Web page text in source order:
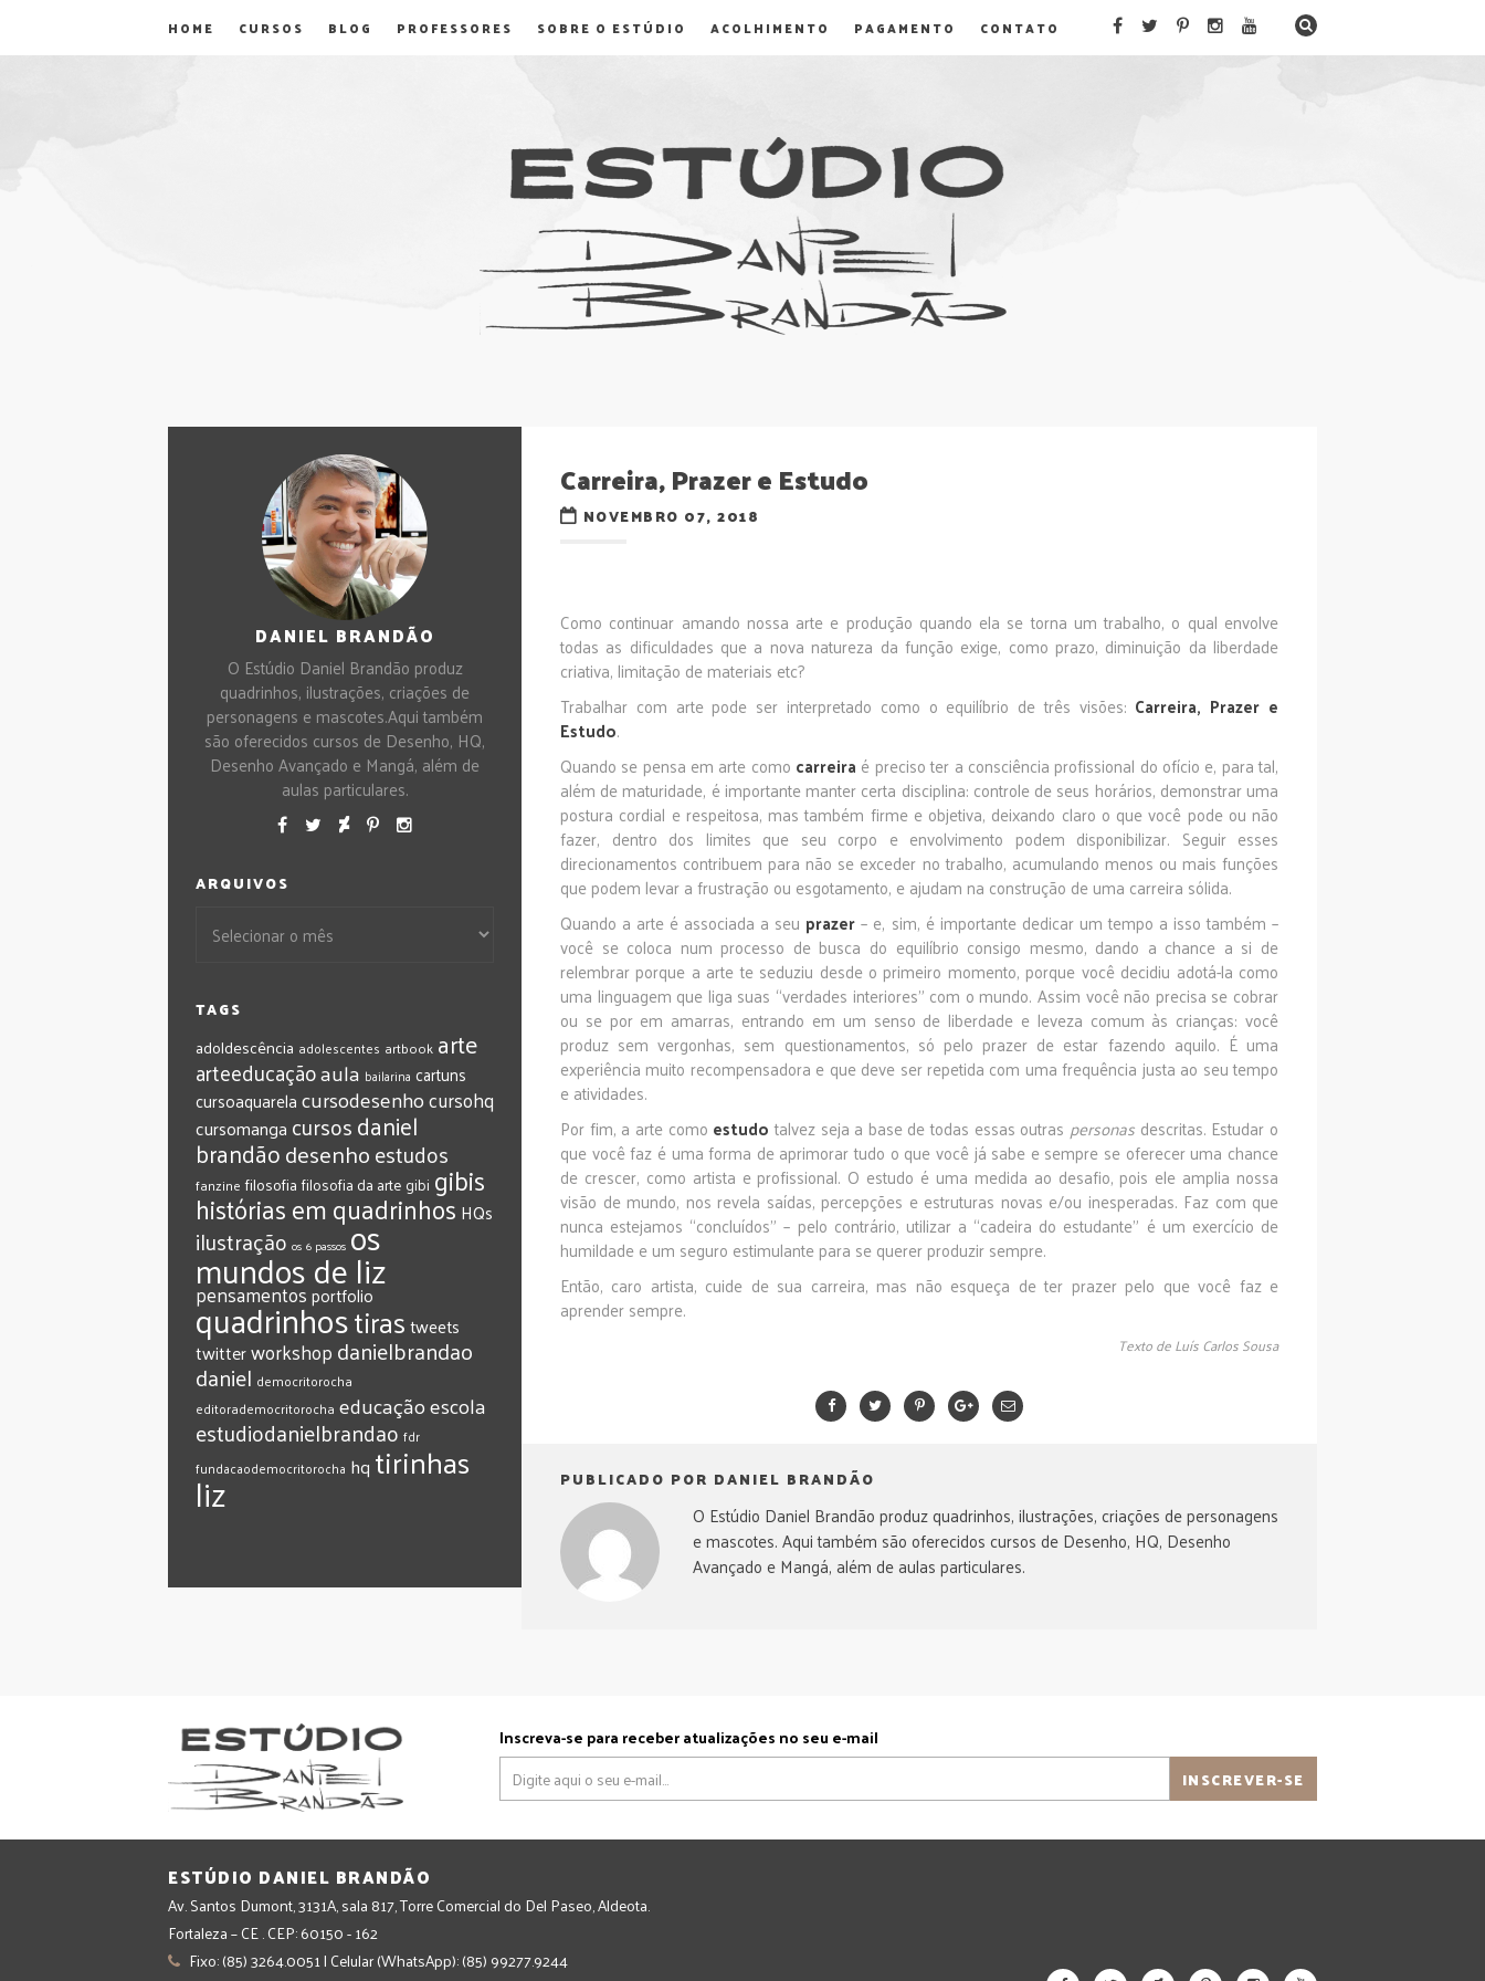
HOME CURSOS BLOG PROFESSORES SOBRE O ESTÚDIO ACOLHIMENTO PAGAMENTO CONTATO
Carreira, Prazer e Estudo
NOVEMBRO 07, 2018
Como continuar amando nossa arte e produção quando ela se torna um trabalho, o qual envolve
todas as dificuldades que a nova natureza da função exige, como prazo, diminuição da liberdade
criativa, limitação de materiais etc?
Trabalhar com arte pode ser interpretado como o equilíbrio de três visões: Carreira, Prazer e
Estudo.
Quando se pensa em arte como carreira é preciso ter a consciência profissional do ofício e, para tal,
além de maturidade, é importante manter certa disciplina: controle de seus horários, demonstrar uma
postura cordial e respeitosa, mas também firme e objetiva, deixando claro o que você pode ou não
fazer, dentro dos limites que seu corpo e envolvimento podem disponibilizar. Seguir esses
direcionamentos contribuem para não se exceder no trabalho, acumulando menos ou mais funções
que podem levar a frustração ou esgotamento, e ajudam na construção de uma carreira sólida.
Quando a arte é associada a seu prazer– e, sim, é importante dedicar um tempo a isso também –
você se coloca num processo de busca do equilíbrio consigo mesmo, dando a chance a si de
relembrar porque a arte te seduziu desde o primeiro momento, porque você decidiu adotá-la como
uma linguagem que liga suas “verdades interiores” com o mundo. Assim você não precisa se cobrar
ou se por em amarras, entrando em um senso de liberdade e leveza comum às crianças: você
produz sem vergonhas, sem questionamentos, só pelo prazer de estar fazendo aquilo. É uma
experiência muito recompensadora e que deve ser repetida com uma frequência justa ao seu tempo
e atividades.
Por fim, a arte como estudotalvez seja a base de todas essas outras personas descritas. Estudar o
que você faz é uma forma de aprimorar tudo o que você já sabe e sempre se oferecer uma chance
de crescer, como artista e profissional. O estudo é uma medida ao desafio, pois ele amplia nossa
visão de mundo, nos revela saídas, percepções e estruturas novas e/ou inesperadas. Faz com que
nunca estejamos “concluídos” – pelo contrário, utilizar a “cadeira do estudante” é um exercício de
humildade e um seguro estimulante para se querer produzir sempre.
Então, caro artista, cuide de sua carreira, mas não esqueça de ter prazer pelo que você faz e
aprender sempre.
Texto de Luís Carlos Sousa
PUBLICADO POR DANIEL BRANDÃO
O Estúdio Daniel Brandão produz quadrinhos, ilustrações, criações de personagens
e mascotes. Aqui também são oferecidos cursos de Desenho, HQ, Desenho
Avançado e Mangá, além de aulas particulares.
DANIEL BRANDÃO
O Estúdio Daniel Brandão produz
quadrinhos, ilustrações, criações de
personagens e mascotes.Aqui também
são oferecidos cursos de Desenho, HQ,
Desenho Avançado e Mangá, além de
aulas particulares.
ARQUIVOS
TAGS
adoldescência adolescentes artbook arte
arteeducaçãoaula bailarina cartuns
cursoaquarelacursodesenhocursohq
cursomanga cursosdaniel
brandãodesenhoestudos
fanzine filosofia filosofia da arte gibi gibis
histórias em quadrinhos HQs
ilustração os 6 passos os
mundos de liz
pensamentosportfolio
quadrinhostirastweets
twitterworkshop‎danielbrandao‬
‎daniel‬ ‎democritorocha
‎editorademocritorocha ‎educação‎escola
‎estudiodanielbrandao ‎fdr
‎fundacaodemocritorocha ‎hq ‎tirinhas
‪‎liz
Inscreva-se para receber atualizações no seu e-mail
ESTÚDIO DANIEL BRANDÃO
Av. Santos Dumont, 3131A, sala 817, Torre Comercial do Del Paseo, Aldeota.
Fortaleza – CE . CEP: 60150 - 162
Fixo: (85) 3264.0051 | Celular (WhatsApp): (85) 99277.9244